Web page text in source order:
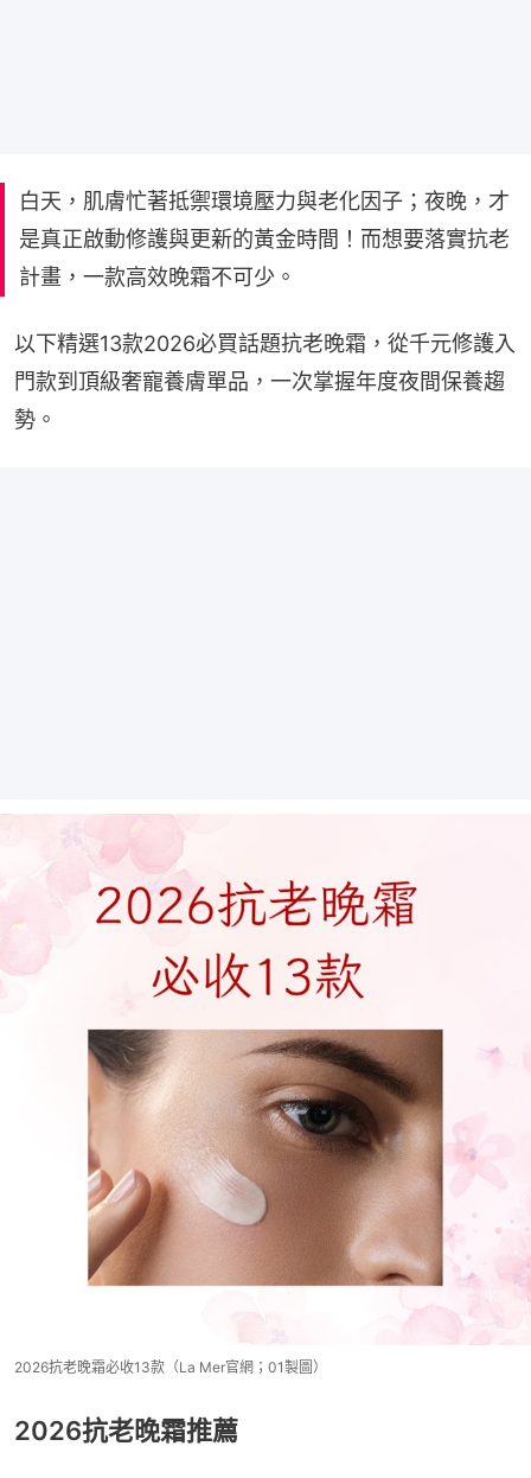
白天，肌膚忙著抵禦環境壓力與老化因子；夜晚，才
是真正啟動修護與更新的黃金時間！而想要落實抗老
計畫，一款高效晚霜不可少。
以下精選13款2026必買話題抗老晚霜，從千元修護入
門款到頂級奢寵養膚單品，一次掌握年度夜間保養趨
勢。
2026抗老晚霜必收13款（La Mer官網；01製圖）
2026抗老晚霜推薦